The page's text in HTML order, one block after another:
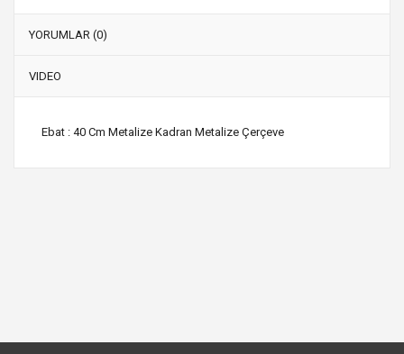
YORUMLAR (0)
VIDEO
Ebat : 40 Cm Metalize Kadran Metalize Çerçeve